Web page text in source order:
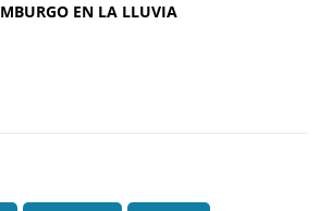
EN LA LLUVIA